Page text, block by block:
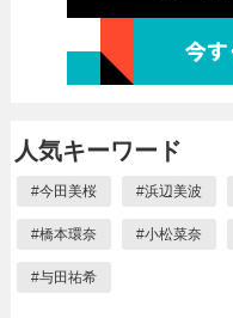
人気キーワード
#今田美桜 #浜辺美波
#橋本環奈 #小松菜奈
#与田祐希